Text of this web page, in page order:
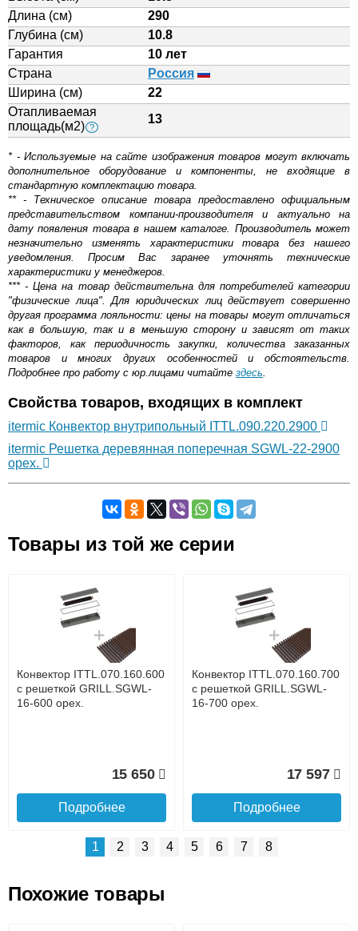
Длина (см)
290
Глубина (см)
10.8
Гарантия
10 лет
Страна
Россия
Ширина (см)
22
Отапливаемая
площадь(м2) ?
13
* - Используемые на сайте изображения товаров могут включать
дополнительное оборудование и компоненты, не входящие в
стандартную комплектацию товара.
** - Техническое описание товара предоставлено официальным
представительством компании-производителя и актуально на
дату появления товара в нашем каталоге. Производитель может
незначительно изменять характеристики товара без нашего
уведомления. Просим Вас заранее уточнять технические
характеристики у менеджеров.
*** - Цена на товар действительна для потребителей категории
"физические лица". Для юридических лиц действует совершенно
другая программа лояльности: цены на товары могут отличаться
как в большую, так и в меньшую сторону и зависят от таких
факторов, как периодичность закупки, количества заказанных
товаров и многих других особенностей и обстоятельств.
Подробнее про работу с юр.лицами читайте здесь.
Свойства товаров, входящих в комплект
itermic Конвектор внутрипольный ITTL.090.220.2900
itermic Решетка деревянная поперечная SGWL-22-2900
орех.
Оставьте отзыв
Доставка сантехники по Москве и Московской области
Наличный расчёт
Банковской картой на сайте в режиме реального
времени
Банковской картой при получении товара как при
доставке, так и самовывозом
Интернет-деньгами (Yandex-деньги, Web-money,
Qiwi-кошельки и другие).
Безналичный расчёт (возможно и с НДС)
Товары из той же серии
Конвектор ITTL.070.160.600
с решеткой GRILL.SGWL-
16-600 орех.
15 650
Подробнее
Конвектор ITTL.070.160.700
с решеткой GRILL.SGWL-
16-700 орех.
17 597
Подробнее
1 2 3 4 5 6 7 8
Похожие товары